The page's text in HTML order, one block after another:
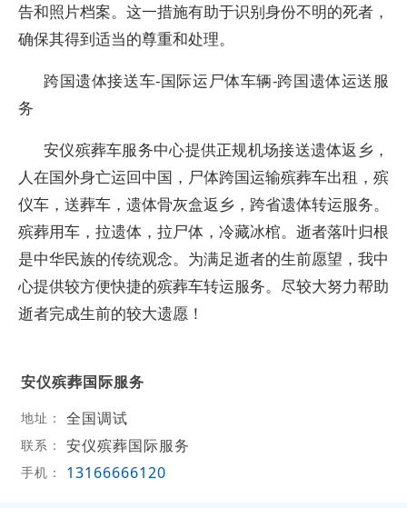
告和照片档案。这一措施有助于识别身份不明的死者，
确保其得到适当的尊重和处理。
跨国遗体接送车-国际运尸体车辆-跨国遗体运送服
务
安仪殡葬车服务中心提供正规机场接送遗体返乡，
人在国外身亡运回中国，尸体跨国运输殡葬车出租，殡
仪车，送葬车，遗体骨灰盒返乡，跨省遗体转运服务。
殡葬用车，拉遗体，拉尸体，冷藏冰棺。逝者落叶归根
是中华民族的传统观念。为满足逝者的生前愿望，我中
心提供较方便快捷的殡葬车转运服务。尽较大努力帮助
逝者完成生前的较大遗愿！
安仪殡葬国际服务
地址： 全国调试
联系： 安仪殡葬国际服务
手机： 13166666120